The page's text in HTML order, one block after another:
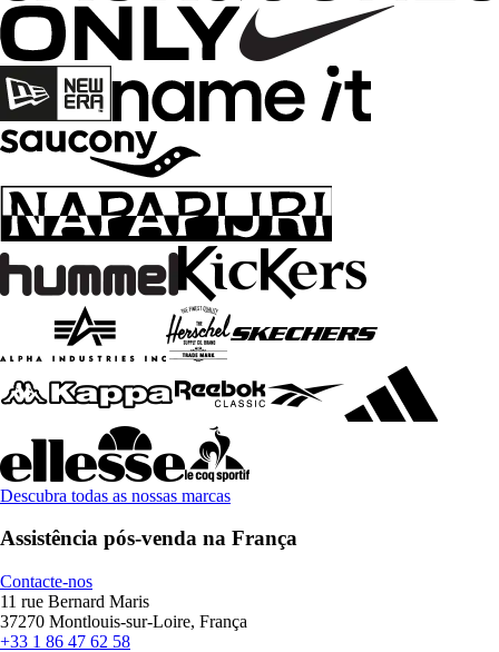
Descubra todas as nossas marcas
Assistência pós-venda na França
Contacte-nos
11 rue Bernard Maris
37270 Montlouis-sur-Loire, França
+33 1 86 47 62 58